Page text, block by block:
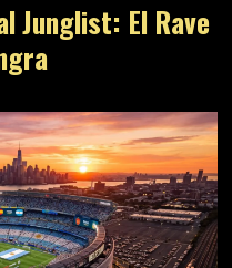
Junglist: El Rave